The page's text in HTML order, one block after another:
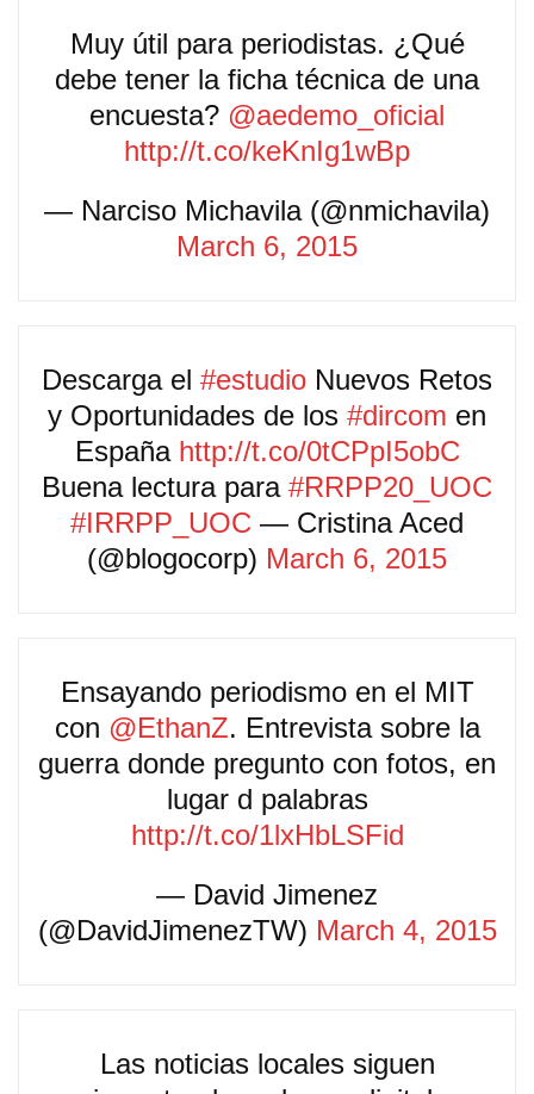
Muy útil para periodistas. ¿Qué
debe tener la ficha técnica de una
encuesta? @aedemo_oficial
http://t.co/keKnIg1wBp
— Narciso Michavila (@nmichavila)
March 6, 2015
Descarga el #estudio Nuevos Retos
y Oportunidades de los #dircom en
España http://t.co/0tCPpI5obC
Buena lectura para #RRPP20_UOC
#IRRPP_UOC — Cristina Aced
(@blogocorp) March 6, 2015
Ensayando periodismo en el MIT
con @EthanZ. Entrevista sobre la
guerra donde pregunto con fotos, en
lugar d palabras
http://t.co/1lxHbLSFid
— David Jimenez
(@DavidJimenezTW) March 4, 2015
Las noticias locales siguen